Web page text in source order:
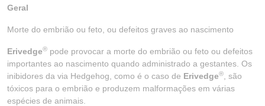
Geral
Morte do embrião ou feto, ou defeitos graves ao nascimento
Erivedge® pode provocar a morte do embrião ou feto ou defeitos
importantes ao nascimento quando administrado a gestantes. Os
inibidores da via Hedgehog, como é o caso de Erivedge®
, são
tóxicos para o embrião e produzem malformações em várias
espécies de animais.